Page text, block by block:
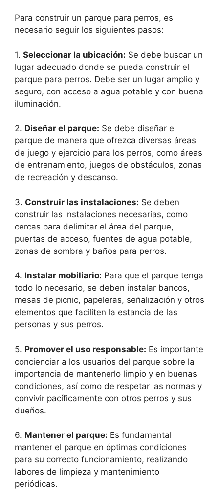
Para construir un parque para perros, es
necesario seguir los siguientes pasos:
1. Seleccionar la ubicación: Se debe buscar un
lugar adecuado donde se pueda construir el
parque para perros. Debe ser un lugar amplio y
seguro, con acceso a agua potable y con buena
iluminación.
2. Diseñar el parque: Se debe diseñar el
parque de manera que ofrezca diversas áreas
de juego y ejercicio para los perros, como áreas
de entrenamiento, juegos de obstáculos, zonas
de recreación y descanso.
3. Construir las instalaciones: Se deben
construir las instalaciones necesarias, como
cercas para delimitar el área del parque,
puertas de acceso, fuentes de agua potable,
zonas de sombra y baños para perros.
4. Instalar mobiliario: Para que el parque tenga
todo lo necesario, se deben instalar bancos,
mesas de picnic, papeleras, señalización y otros
elementos que faciliten la estancia de las
personas y sus perros.
5. Promover el uso responsable: Es importante
concienciar a los usuarios del parque sobre la
importancia de mantenerlo limpio y en buenas
condiciones, así como de respetar las normas y
convivir pacíficamente con otros perros y sus
dueños.
6. Mantener el parque: Es fundamental
mantener el parque en óptimas condiciones
para su correcto funcionamiento, realizando
labores de limpieza y mantenimiento
periódicas.